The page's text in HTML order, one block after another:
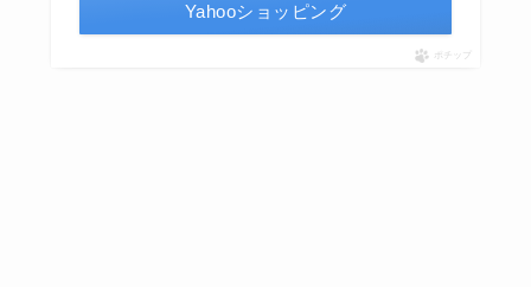
Yahooショッピング
ポチップ